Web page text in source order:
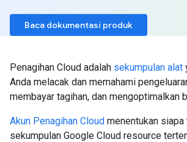
Baca dokumentasi produk
Penagihan Cloud adalah sekumpulan alat
Anda melacak dan memahami
membayar tagihan, dan mengoptimalkan
Akun Penagihan Cloud menentukan
sekumpulan Google Cloud resource